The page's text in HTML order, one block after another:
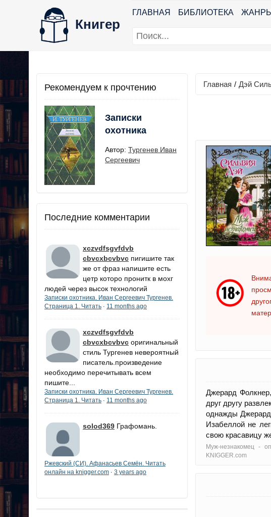
Книгер
ГЛАВНАЯ БИБЛИОТЕКА ЖАНРЫ
Рекомендуем к прочтению
Записки
охотника
Автор: Тургенев Иван
Сергеевич
Последние комментарии
xczvdfsgvfdvb
cbvcxbcvbvc пигишите так
же от фраз напишите есть
цетр которо пронитк в мохг
людей через высок технологий
Записки охотника. Иван Сергеевич Тургенев.
Страница 1. Читать · 11 months ago
xczvdfsgvfdvb
cbvcxbcvbvc оригинальный
стиль Тургенев невероятный
писатель.произведение
необходимо перечитывать всем
пишите...
Записки охотника. Иван Сергеевич Тургенев.
Страница 1. Читать · 11 months ago
solod369 Графомань.
Ржевский (СИ). Афанасьев Семён. Читать
онлайн на knigger.com · 3 years ago
Главная / Дэй
Джерард
друг другу
однажды Джерард
Изабеллой не
свою красавицу
Муж-незнакомец -
KNIGGER.com